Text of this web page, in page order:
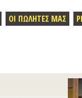
ΟΙ ΠΩΛΗΤΕΣ ΜΑΣ